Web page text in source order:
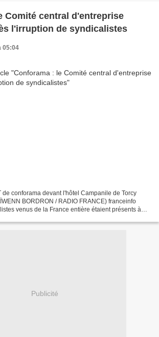
Comité central d'entreprise
l'irruption de syndicalistes
05:04
de conforama devant l'hôtel Campanile de Torcy
BORDRON / RADIO FRANCE) franceinfo
venus de la France entière étaient présents à
Publicité